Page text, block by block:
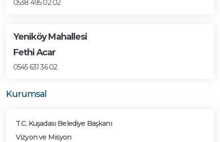
0538 495 02 02
Yeniköy Mahallesi
Fethi Acar
0545 631 36 02
Kurumsal
T.C. Kuşadası Belediye Başkanı
Vizyon ve Misyon